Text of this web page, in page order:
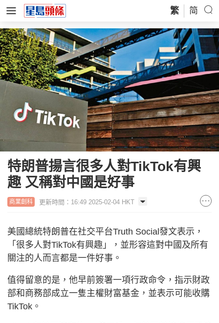
繁 简
特朗普揚言很多人對TikTok有興
趣 又稱對中國是好事
商業創科 更新時間：16:49 2025-02-04 HKT
美國總統特朗普在社交平台Truth Social發文表示，
「很多人對TikTok有興趣」，並形容這對中國及所有
關注的人而言都是一件好事。
值得留意的是，他早前簽署一項行政命令，指示財政
部和商務部成立一隻主權財富基金，並表示可能收購
TikTok。